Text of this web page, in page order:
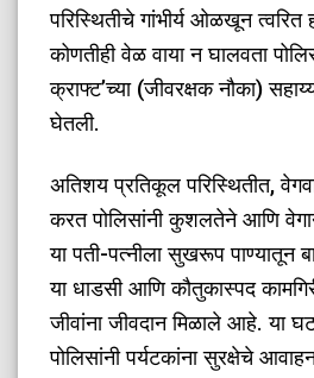
परिस्थितीचे गांभीर्य ओळखून त्वरित
कोणतीही वेळ वाया न घालवता
क्राफ्ट’च्या (जीवरक्षक नौका)
घेतली.
अतिशय प्रतिकूल परिस्थितीत,
करत पोलिसांनी कुशलतेने आणि
या पती-पत्नीला सुखरूप पाण्यातून
या धाडसी आणि कौतुकास्पद
जीवांना जीवदान मिळाले आहे. या
पोलिसांनी पर्यटकांना सुरक्षेचे